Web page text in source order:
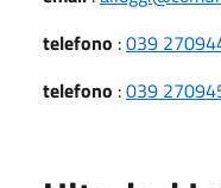
telefono :039
telefono :039